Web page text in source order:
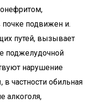
подвижен и.
путей, вызывает
поджелудочной
нарушение
частности обильная
алкоголя,